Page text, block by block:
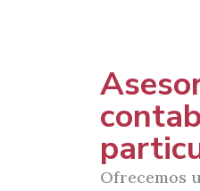
Ofrecemos